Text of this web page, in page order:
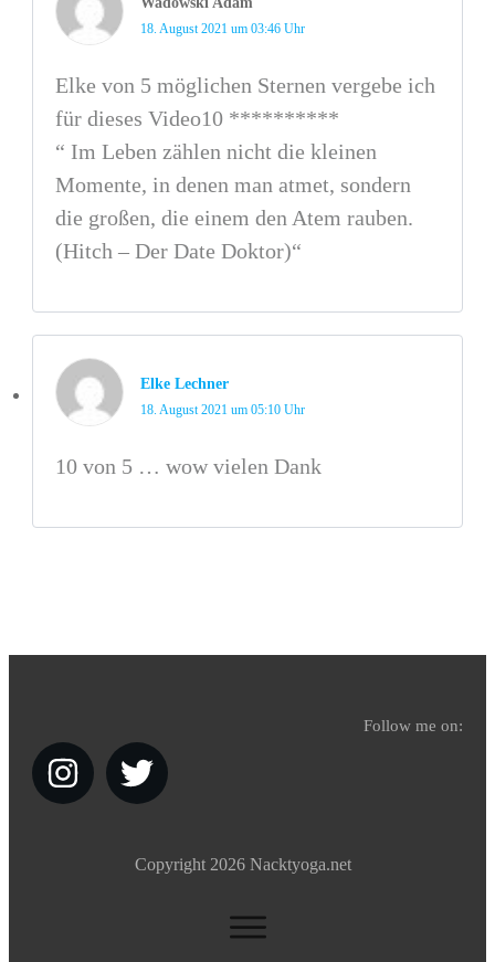
18. August 2021 um 03:46 Uhr
Elke von 5 möglichen Sternen vergebe ich
für dieses Video10 **********
“ Im Leben zählen nicht die kleinen
Momente, in denen man atmet, sondern
die großen, die einem den Atem rauben.
(Hitch – Der Date Doktor)“
Elke Lechner
18. August 2021 um 05:10 Uhr
10 von 5 … wow vielen Dank
Follow me on:
Copyright 2026 Nacktyoga.net